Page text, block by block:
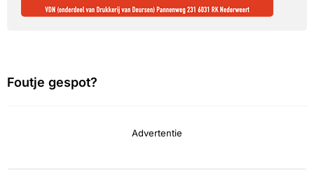
Foutje gespot?
Advertentie